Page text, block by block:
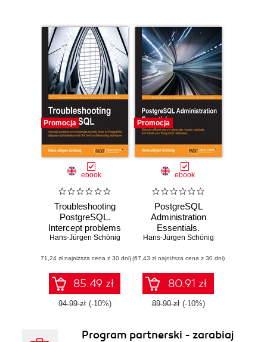
Promocja
ebook
Troubleshooting
PostgreSQL.
Intercept problems
and challenges
PostgreSQL
database
administrators with
the best
troubleshooting
Hans-Jürgen Schönig
(71,24 zł najniższa cena z 30 dni)
85.49 zł
94.99 zł (-10%)
Promocja
ebook
PostgreSQL
Administration
Essentials.
Discover efficient
monitor, replicate,
and handle your
PostgreSQL
databases
Hans-Jürgen Schönig
(67,43 zł najniższa cena z 30 dni)
80.91 zł
89.90 zł (-10%)
Program partnerski - zarabiaj